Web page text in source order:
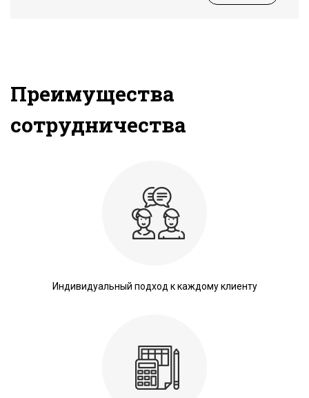
Преимущества
сотрудничества
Индивидуальный подход к каждому клиенту